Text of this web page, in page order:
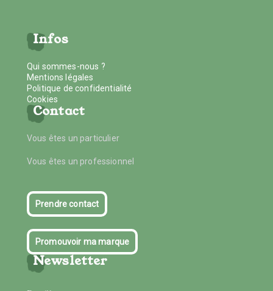
Infos
Qui sommes-nous ?
Mentions légales
Politique de confidentialité
Cookies
Contact
Vous êtes un particulier
Vous êtes un professionnel
Prendre contact
Promouvoir ma marque
Newsletter